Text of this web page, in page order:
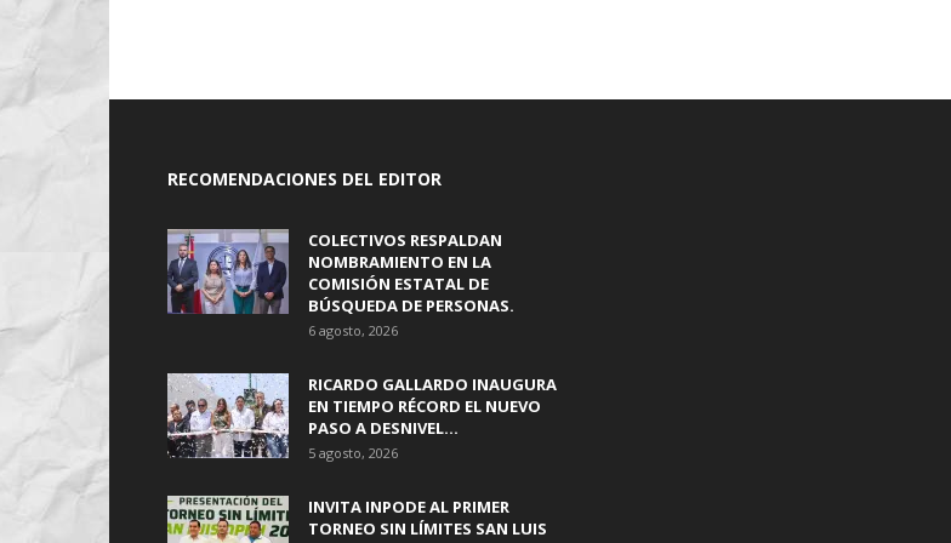
RECOMENDACIONES DEL EDITOR
COLECTIVOS RESPALDAN
NOMBRAMIENTO EN LA
COMISIÓN ESTATAL DE
BÚSQUEDA DE PERSONAS.
6 agosto, 2026
RICARDO GALLARDO INAUGURA
EN TIEMPO RÉCORD EL NUEVO
PASO A DESNIVEL...
5 agosto, 2026
INVITA INPODE AL PRIMER
TORNEO SIN LÍMITES SAN LUIS